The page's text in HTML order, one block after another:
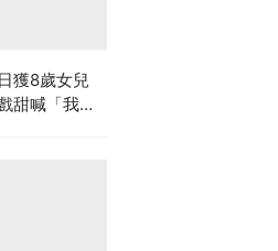
獲8歲女兒
甜喊「我的